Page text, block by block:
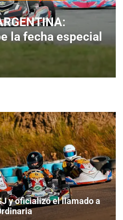
la fecha especial
y oficializó el llamado a